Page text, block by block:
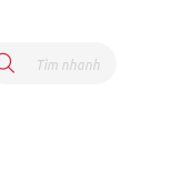
Tìm nhanh